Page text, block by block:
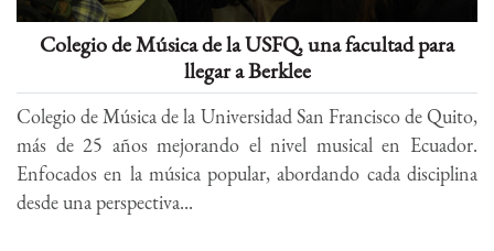
Colegio de Música de la USFQ, una facultad para
llegar a Berklee
Colegio de Música de la Universidad San Francisco de Quito,
más de 25 años mejorando el nivel musical en Ecuador.
Enfocados en la música popular, abordando cada disciplina
desde una perspectiva...